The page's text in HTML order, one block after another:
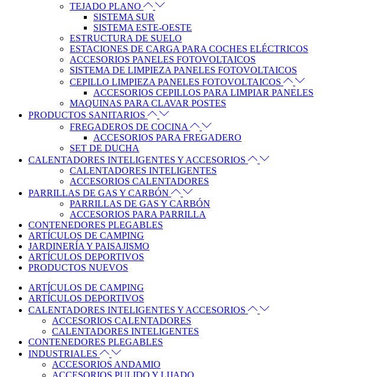
TEJADO PLANO
SISTEMA SUR
SISTEMA ESTE-OESTE
ESTRUCTURA DE SUELO
ESTACIONES DE CARGA PARA COCHES ELÉCTRICOS
ACCESORIOS PANELES FOTOVOLTAICOS
SISTEMA DE LIMPIEZA PANELES FOTOVOLTAICOS
CEPILLO LIMPIEZA PANELES FOTOVOLTAICOS
ACCESORIOS CEPILLOS PARA LIMPIAR PANELES
MAQUINAS PARA CLAVAR POSTES
PRODUCTOS SANITARIOS
FREGADEROS DE COCINA
ACCESORIOS PARA FREGADERO
SET DE DUCHA
CALENTADORES INTELIGENTES Y ACCESORIOS
CALENTADORES INTELIGENTES
ACCESORIOS CALENTADORES
PARRILLAS DE GAS Y CARBÓN
PARRILLAS DE GAS Y CARBÓN
ACCESORIOS PARA PARRILLA
CONTENEDORES PLEGABLES
ARTÍCULOS DE CAMPING
JARDINERÍA Y PAISAJISMO
ARTÍCULOS DEPORTIVOS
PRODUCTOS NUEVOS
ARTÍCULOS DE CAMPING
ARTÍCULOS DEPORTIVOS
CALENTADORES INTELIGENTES Y ACCESORIOS
ACCESORIOS CALENTADORES
CALENTADORES INTELIGENTES
CONTENEDORES PLEGABLES
INDUSTRIALES
ACCESORIOS ANDAMIO
ACCESORIOS PULIDO Y LIJADO